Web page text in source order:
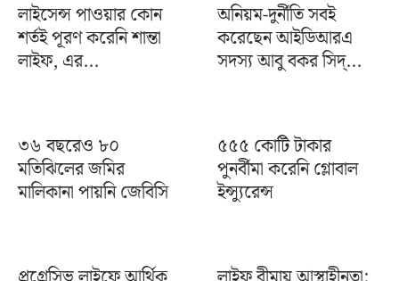
লাইসেন্স পাওয়ার কোন
শর্তই পূরণ করেনি শান্তা
লাইফ, এর...
অনিয়ম-দুর্নীতি সবই
করেছেন আইডিআরএ
সদস্য আবু বকর সিদ্...
৩৬ বছরেও ৮০
মতিঝিলের জমির
মালিকানা পায়নি জেবিসি
৫৫৫ কোটি টাকার
পুনর্বীমা করেনি গ্লোবাল
ইন্স্যুরেন্স